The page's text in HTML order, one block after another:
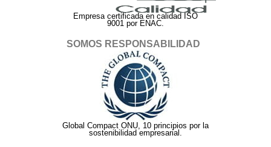
Empresa certificada en calidad ISO
9001 por ENAC.
SOMOS RESPONSABILIDAD
Global Compact ONU, 10 principios por la
sostenibilidad empresarial.